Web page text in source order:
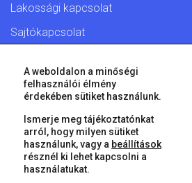
Lakossági kapcsolat
Sajtókapcsolat
© 2026 Győr Megyei Jogú Város •
A weboldalon a minőségi
felhasználói élmény
érdekében sütiket használunk.
Ismerje meg tájékoztatónkat
arról, hogy milyen sütiket
használunk, vagy a beállítások
résznél ki lehet kapcsolni a
használatukat.